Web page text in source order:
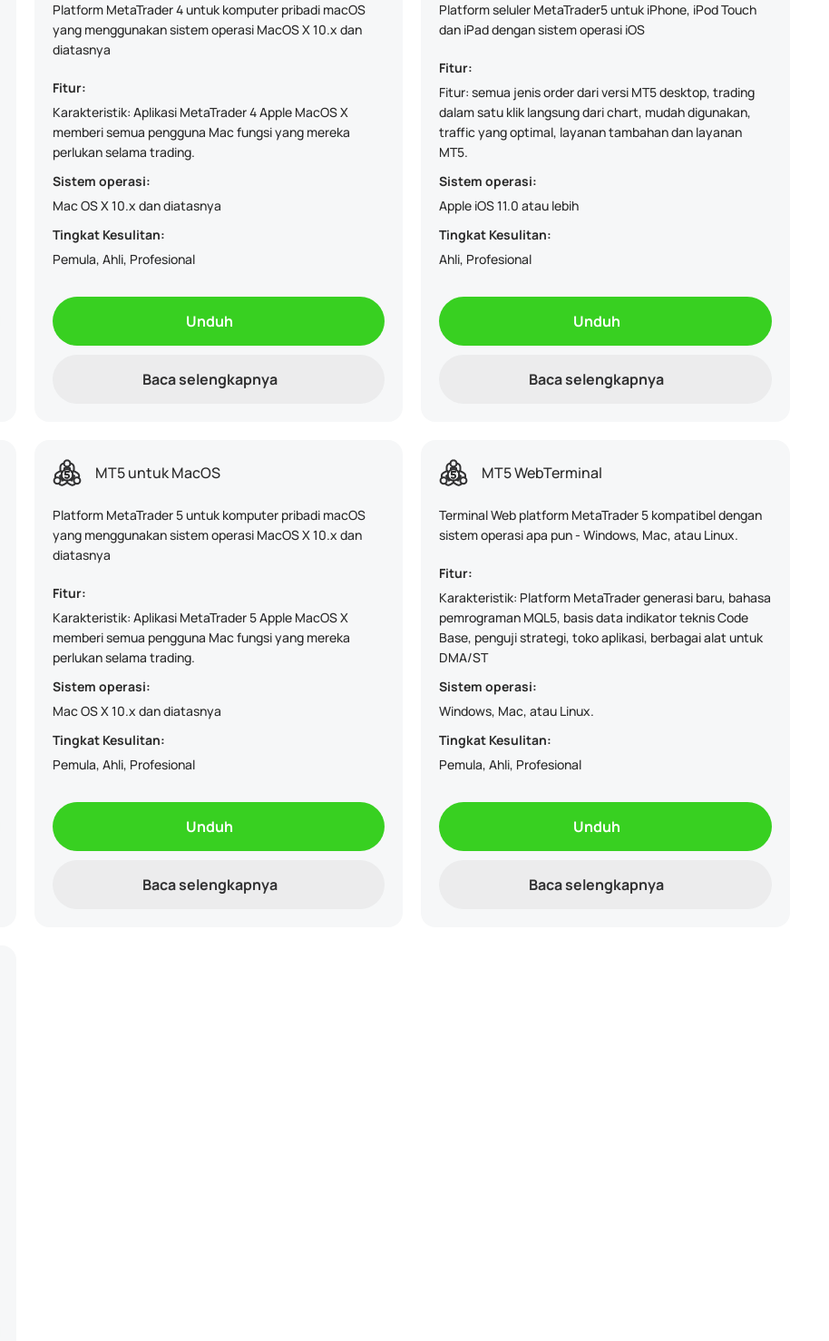
Platform MetaTrader 4 untuk komputer pribadi macOS
yang menggunakan sistem operasi MacOS X 10.x dan
diatasnya
Fitur:
Karakteristik: Aplikasi MetaTrader 4 Apple MacOS X
memberi semua pengguna Mac fungsi yang mereka
perlukan selama trading.
Sistem operasi:
Mac OS X 10.x dan diatasnya
Tingkat Kesulitan:
Pemula, Ahli, Profesional
Unduh
Baca selengkapnya
Platform seluler MetaTrader5 untuk iPhone, iPod Touch
dan iPad dengan sistem operasi iOS
Fitur:
Fitur: semua jenis order dari versi MT5 desktop, trading
dalam satu klik langsung dari chart, mudah digunakan,
traffic yang optimal, layanan tambahan dan layanan
MT5.
Sistem operasi:
Apple iOS 11.0 atau lebih
Tingkat Kesulitan:
Ahli, Profesional
Unduh
Baca selengkapnya
MT5 untuk MacOS
Platform MetaTrader 5 untuk komputer pribadi macOS
yang menggunakan sistem operasi MacOS X 10.x dan
diatasnya
Fitur:
Karakteristik: Aplikasi MetaTrader 5 Apple MacOS X
memberi semua pengguna Mac fungsi yang mereka
perlukan selama trading.
Sistem operasi:
Mac OS X 10.x dan diatasnya
Tingkat Kesulitan:
Pemula, Ahli, Profesional
Unduh
Baca selengkapnya
MT5 WebTerminal
Terminal Web platform MetaTrader 5 kompatibel dengan
sistem operasi apa pun - Windows, Mac, atau Linux.
Fitur:
Karakteristik: Platform MetaTrader generasi baru, bahasa
pemrograman MQL5, basis data indikator teknis Code
Base, penguji strategi, toko aplikasi, berbagai alat untuk
DMA/ST
Sistem operasi:
Windows, Mac, atau Linux.
Tingkat Kesulitan:
Pemula, Ahli, Profesional
Unduh
Baca selengkapnya